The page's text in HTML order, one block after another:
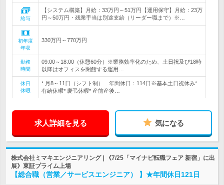
給与
【システム構築】月給：33万円～51万円【運用保守】月給：23万
円～50万円・残業手当は別途支給（リーダー職まで）※…
初年度
年収
330万円～770万円
勤務
時間
09:00～18:00（休憩60分）※業務効率化のため、土日祝及び18時
以降はオフィスを閉館する運用…
休日
休暇
* 月8～11日（シフト制） 年間休日：114日※基本土日祝休み*
有給休暇* 慶弔休暇* 産前産後…
求人詳細を見る 気になる
株式会社ミマキエンジニアリング | 《7/25「マイナビ転職フェア 新宿」に出
展》東証プライム上場
【総合職（営業／サービスエンジニア） 】★年間休日121日